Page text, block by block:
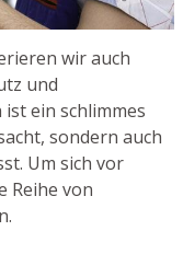
wir auch
und
ein schlimmes
sondern auch
Um sich vor
Reihe von